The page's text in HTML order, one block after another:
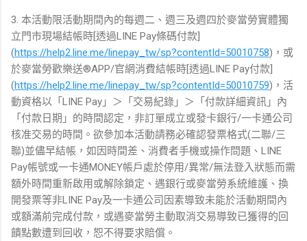
3. 本活動限活動期間內的每週二、週三及週四於麥當勞實體獨
立門市現場結帳時[透過LINE Pay條碼付款]
(https://help2.line.me/linepay_tw/sp?contentId=50010758)，或
於麥當勞歡樂送®APP/官網消費結帳時[透過LINE Pay付款]
(https://help2.line.me/linepay_tw/sp?contentId=50010759)，活
動資格以「LINE Pay」＞「交易紀錄」＞「付款詳細資訊」內
「付款日期」的時間認定，非訂單成立或發卡銀行/一卡通公司
核准交易的時間。欲參加本活動請務必確認發票格式(二聯/三
聯)並儘早結帳，如因時間差、消費者手機或操作問題、LINE
Pay帳號或一卡通MONEY帳戶處於停用/異常/無法登入狀態而需
額外時間重新啟用或解除鎖定、遇銀行或麥當勞系統維護、換
開發票等非LINE Pay及一卡通公司因素導致未能於活動期間內
或額滿前完成付款，或遇麥當勞主動取消交易導致已獲得的回
饋點數遭到回收，恕不得要求賠償。